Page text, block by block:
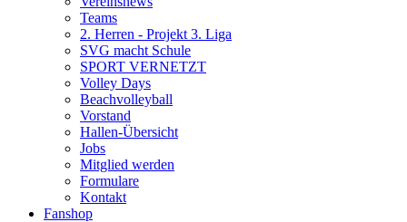
Teams
2. Herren - Projekt 3. Liga
SVG macht Schule
SPORT VERNETZT
Volley Days
Beachvolleyball
Vorstand
Hallen-Übersicht
Jobs
Mitglied werden
Formulare
Kontakt
Fanshop